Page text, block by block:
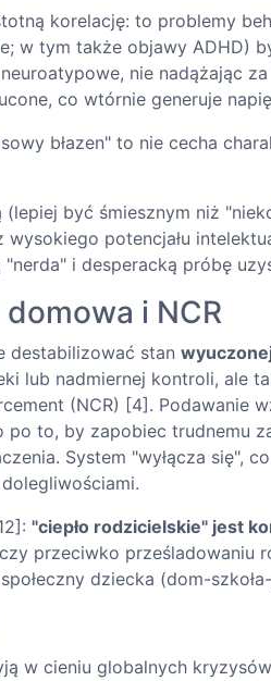
korelację: to problemy
w tym także objawy ADHD)
nie nadążając
co wtórnie generuje
błazen" to nie cecha
być śmiesznym niż
wysokiego potencjału
i desperacką próbę
i NCR
destabilizować stan
lub nadmiernej kontroli, ale
(NCR) [4]. Podawanie
po to, by zapobiec trudnemu
System "wyłącza się",
"ciepło rodzicielskie" jest
przeciwko prześladowaniu
dziecka (dom-
w cieniu globalnych